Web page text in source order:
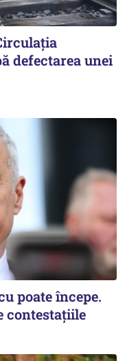
defectarea unei
poate începe.
contestațiile